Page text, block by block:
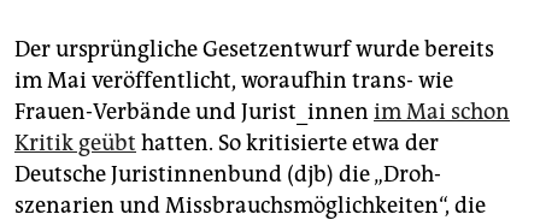
Der ursprüngliche Gesetzentwurf wurde bereits
im Mai veröffentlicht, woraufhin trans- wie
Frauen-Verbände und Jurist_innen im Mai schon
Kritik geübt hatten. So kritisierte etwa der
Deutsche Juristinnenbund (djb) die „Droh­
szenarien und Missbrauchsmöglichkeiten“, die